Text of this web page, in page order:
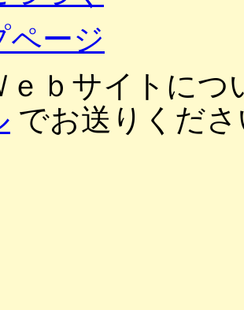
ページ
ｅｂサイトにつ
でお送りくだ